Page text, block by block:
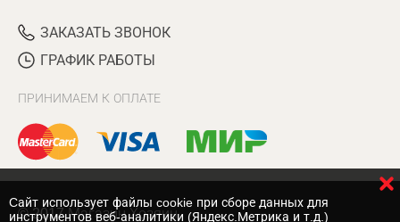
ЗАКАЗАТЬ ЗВОНОК
ГРАФИК РАБОТЫ
ПРИНИМАЕМ К ОПЛАТЕ
© 2017 Магазин Хозяин
Cайт использует файлы cookie при сборе данных для
инструментов веб-аналитики (Яндекс.Метрика и т.д.)